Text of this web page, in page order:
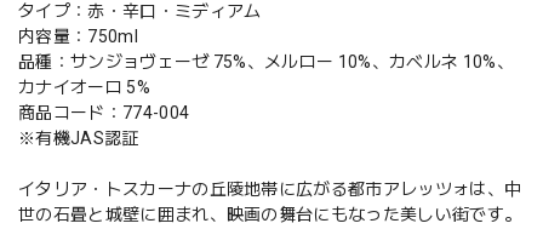
タイプ：赤・辛口・ミディアム
内容量：750ml
品種：サンジョヴェーゼ 75%、メルロー 10%、カベルネ 10%、
カナイオーロ 5%
商品コード：774-004
※有機JAS認証
イタリア・トスカーナの丘陵地帯に広がる都市アレッツォは、中
世の石畳と城壁に囲まれ、映画の舞台にもなった美しい街です。